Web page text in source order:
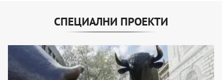
СПЕЦИАЛНИ ПРОЕКТИ